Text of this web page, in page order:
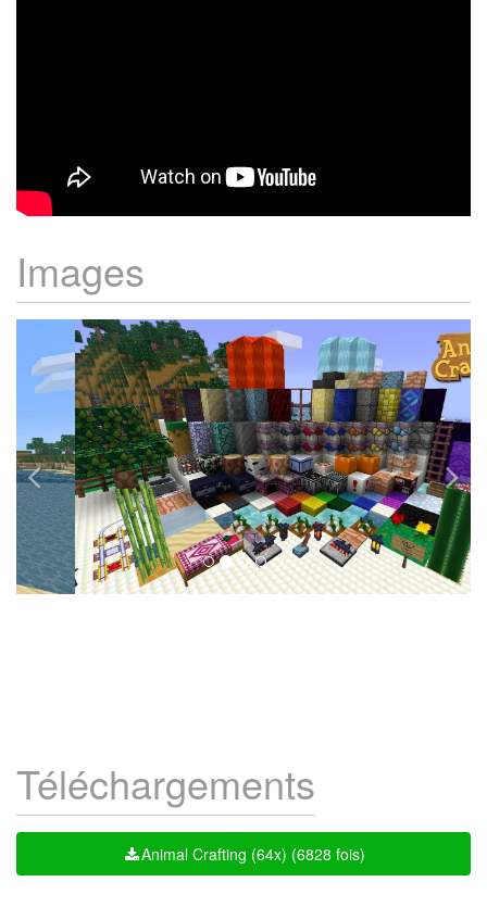
Images
Téléchargements
Animal Crafting (64x) (6828 fois)